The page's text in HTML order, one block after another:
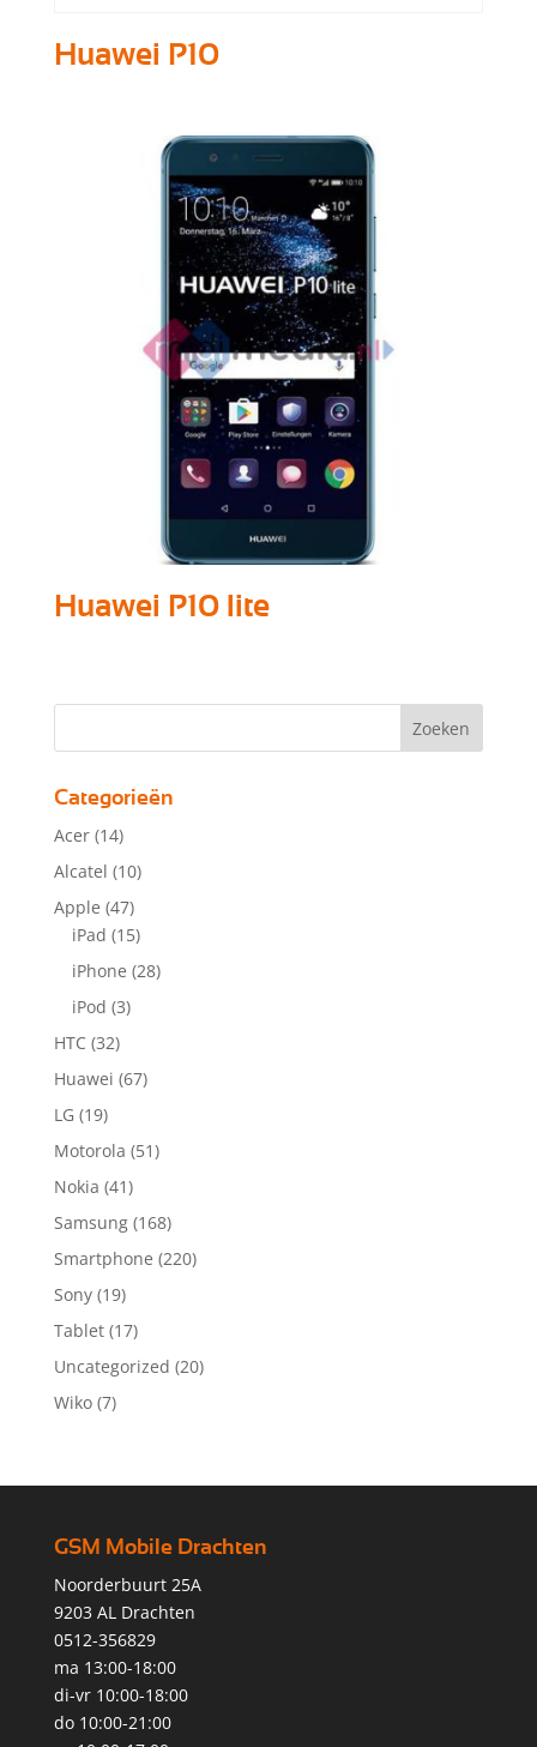
Huawei P10
Huawei P10 lite
Categorieën
Acer (14)
Alcatel (10)
Apple (47)
iPad (15)
iPhone (28)
iPod (3)
HTC (32)
Huawei (67)
LG (19)
Motorola (51)
Nokia (41)
Samsung (168)
Smartphone (220)
Sony (19)
Tablet (17)
Uncategorized (20)
Wiko (7)
GSM Mobile Drachten
Noorderbuurt 25A
9203 AL Drachten
0512-356829
ma 13:00-18:00
di-vr 10:00-18:00
do 10:00-21:00